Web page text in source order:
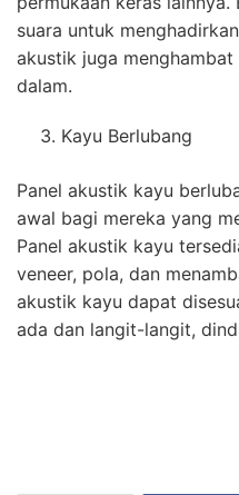
suara untuk
akustik juga
dalam.
Kayu Berlubang
Panel akustik kayu
awal bagi mereka yang
Panel akustik kayu
veneer, pola, dan
akustik kayu dapat
ada dan langit-langit,